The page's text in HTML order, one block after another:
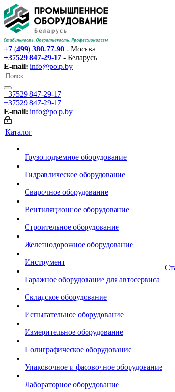
+7 (499) 380-77-90 - Москва
+37529 847-29-17‬ - Беларусь
E-mail: info@poip.by
+37529 847-29-17‬
+37529 847-29-17‬
E-mail: info@poip.by
Каталог
Грузоподъемное оборудование
Гидравлическое оборудование
Сварочное оборудование
Вентиляционное оборудование
Строительное оборудование
Железнодорожное оборудование
Инструмент
Гаражное оборудование для автосервиса
Складское оборудование
Испытательное оборудование
Измерительное оборудование
Полиграфическое оборудование
Упаковочное и фасовочное оборудование
Лабораторное оборудование